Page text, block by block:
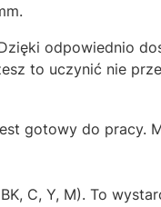
odpowiednio
to uczynić nie
gotowy do pracy.
C, Y, M). To